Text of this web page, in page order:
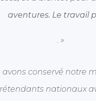
aventures. Le travail
. »
avons conservé notre
nationaux